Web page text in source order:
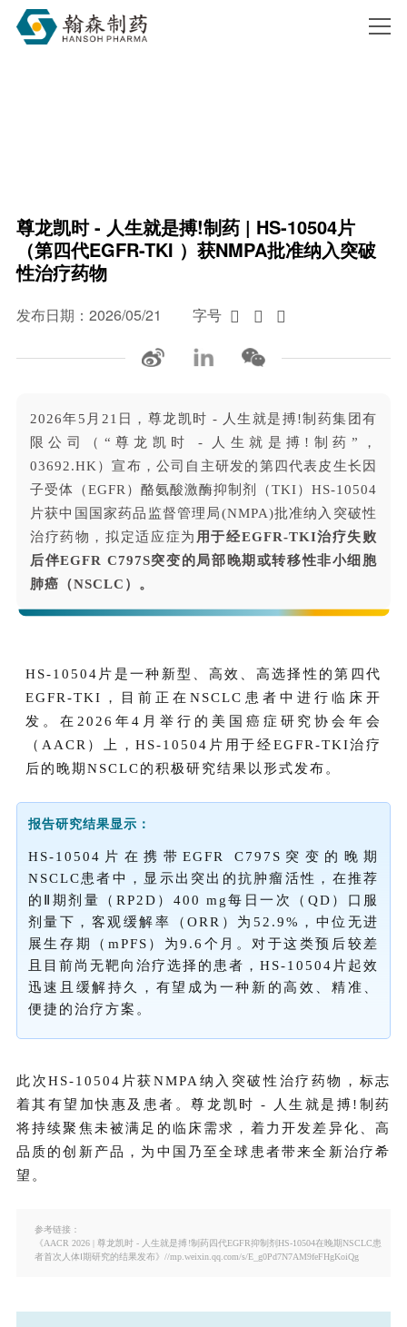
尊龙凯时 - 人生就是搏!
尊龙凯时 - 人生就是搏!制药 | HS-10504片
（第四代EGFR-TKI ）获NMPA批准纳入突破
性治疗药物
发布日期：2026/05/21 字号   
2026年5月21日，尊龙凯时 - 人生就是搏!制药集团有
限公司（“尊龙凯时 - 人生就是搏!制药”，
03692.HK）宣布，公司自主研发的第四代表皮生长因
子受体（EGFR）酪氨酸激酶抑制剂（TKI）HS-10504
片获中国国家药品监督管理局(NMPA)批准纳入突破性
治疗药物，拟定适应症为 用于经EGFR-TKI治疗失败
后伴EGFR C797S突变的局部晚期或转移性非小细胞
肺癌（NSCLC）。
HS-10504片是一种新型、高效、高选择性的第四代
EGFR-TKI，目前正在NSCLC患者中进行临床开
发。在2026年4月举行的美国癌症研究协会年会
（AACR）上，HS-10504 片 用于经EGFR-TKI治疗
后的晚期NSCLC的积极研究结果以形式发布。
报告研究结果显示：
HS-10504 片 在携带EGFR C797S突变的晚期
NSCLC患者中，显示出突出的抗肿瘤活性，在推荐
的Ⅱ期剂量（RP2D）400 mg每日一次（QD）口服
剂量下，客观缓解率（ORR）为52.9%，中位无进
展生存期（mPFS）为9.6个月。对于这类预后较差
且目前尚无靶向治疗选择的患者，HS-10504片起效
迅速且缓解持久，有望成为一种新的高效、精准、
便捷的治疗方案。
此次HS-10504 片获NMPA纳入突破性治疗药物，标志
着其有望加快惠及患者。尊龙凯时 - 人生就是搏!制药
将持续聚焦未被满足的临床需求，着力开发差异化、高
品质的创新产品，为中国乃至全球患者带来全新治疗希
望。
参考链接：
《AACR 2026 | 尊龙凯时 - 人生就是搏!制药四代EGFR抑制剂HS-10504在晚期NSCLC患
者首次人体Ⅰ期研究的结果发布》//mp.weixin.qq.com/s/E_g0Pd7N7AM9feFHgKoiQg